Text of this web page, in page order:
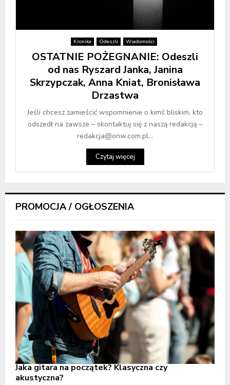
Kronika Odeszli Wiadomości
OSTATNIE POŻEGNANIE: Odeszli
od nas Ryszard Janka, Janina
Skrzypczak, Anna Kniat, Bronisława
Drzastwa
Jeśli chcesz zamieścić wspomnienie o kimś bliskim, kto
odszedł na zawsze – skontaktuj się z naszą redakcją –
redakcja@onw.com.pl...
Czytaj więcej
PROMOCJA / OGŁOSZENIA
Jaka gitara na początek? Klasyczna czy
akustyczna?